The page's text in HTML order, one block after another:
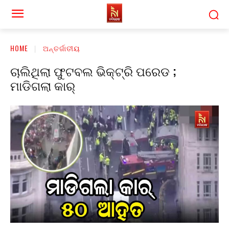
HOME ଅନ୍ତର୍ଜାତୀୟ
ଚାଲିଥିଲା ଫୁଟବଲ ଭିକ୍ଟ୍ରି ପରେଡ ;
ମାଡିଗଲା କାର୍